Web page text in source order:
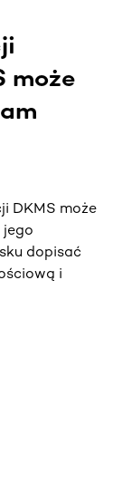
może
DKMS może
jego
dopisać
i